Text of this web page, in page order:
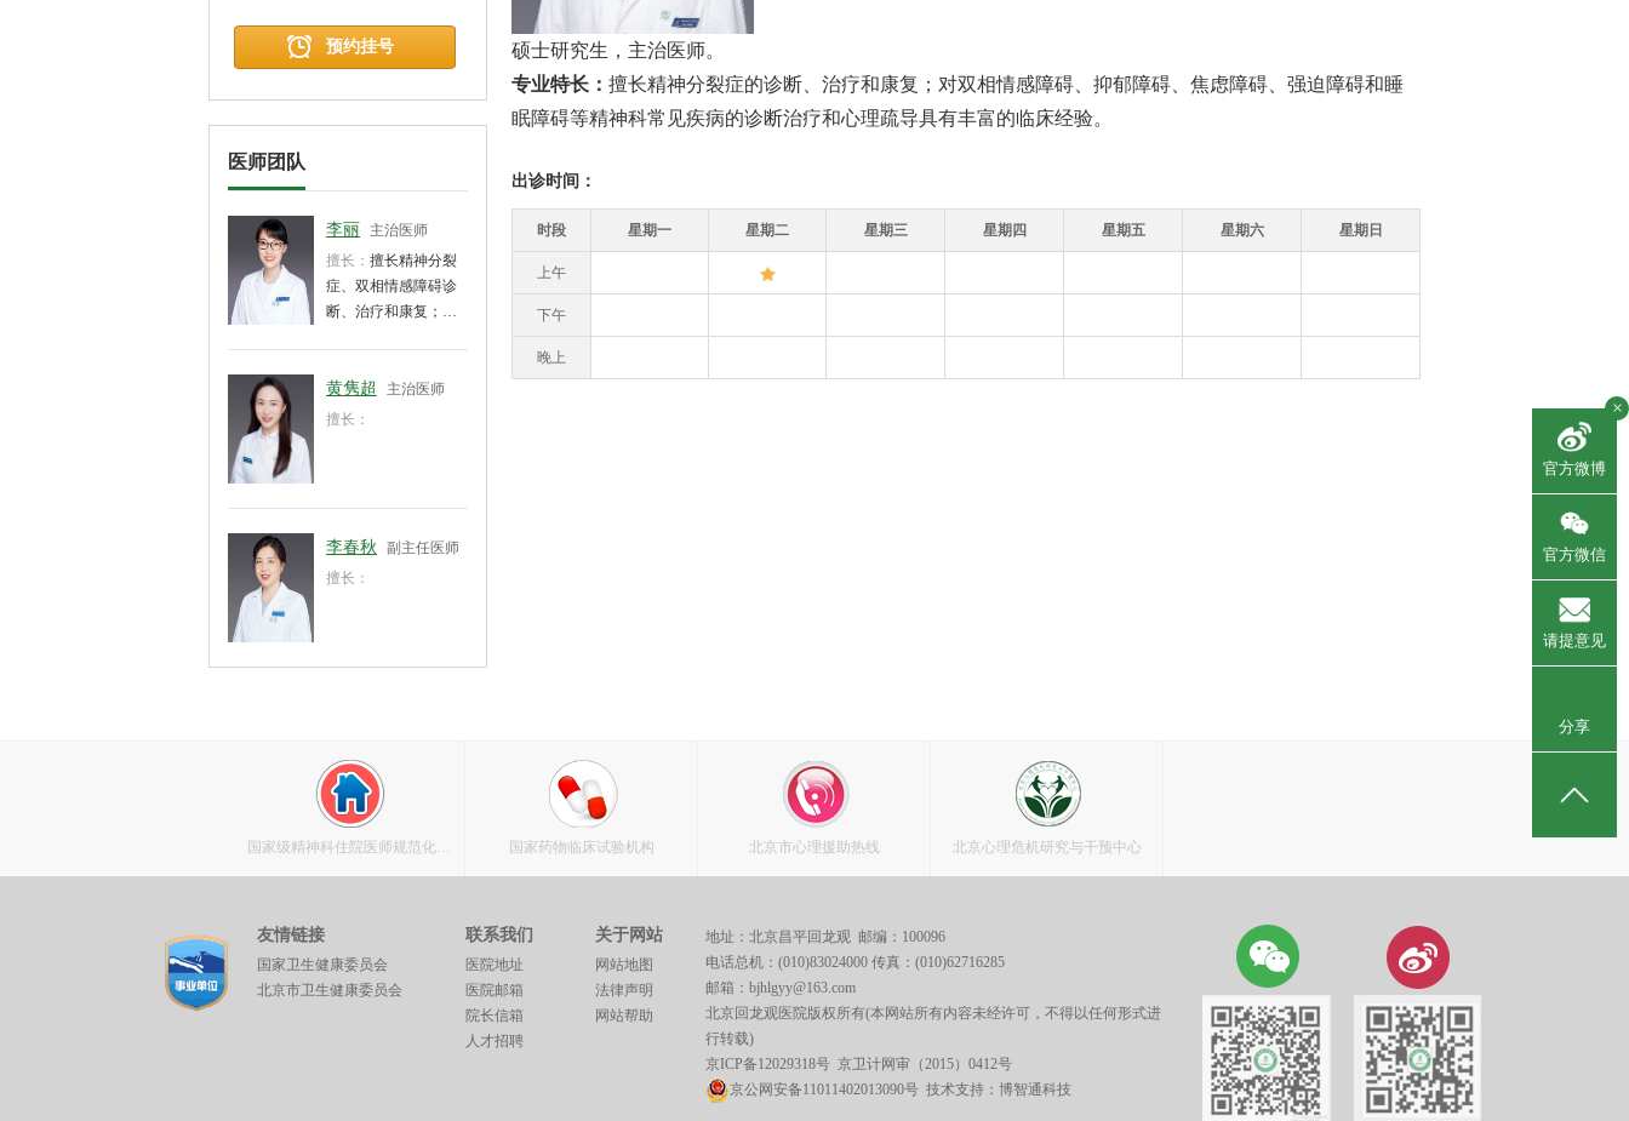
预约挂号
医师团队
李丽
主治医师
擅长： 擅长精神分裂
症、双相情感障碍诊
断、治疗和康复；对
诊断治疗和心理疏导
具有丰富的临床经
黄隽超
主治医师
擅长：
李春秋
副主任医师
擅长：
硕士研究生，主治医师。
专业特长： 擅长精神分裂症的诊断、治疗和康复；对双相情感障碍、抑郁障碍、焦虑障碍、强迫障碍和睡
眠障碍等精神科常见疾病的诊断治疗和心理疏导具有丰富的临床经验。
出诊时间：
时段 星期一 星期二 星期三 星期四 星期五 星期六 星期日
上午
下午
晚上
国家级精神科住院医师规范化培
国家药物临床试验机构 北京市心理援助热线 北京心理危机研究与干预中心
友情链接
国家卫生健康委员会
北京市卫生健康委员会
联系我们
医院地址
医院邮箱
院长信箱
人才招聘
关于网站
网站地图
法律声明
网站帮助
地址：北京昌平回龙观 邮编：100096
电话总机：(010)83024000 传真：(010)62716285
邮箱：bjhlgyy@163.com
北京回龙观医院版权所有(本网站所有内容未经许可，不得以任何形式进
行转载)
京ICP备12029318号 京卫计网审（2015）0412号
京公网安备11011402013090号 技术支持： 博智通科技
×
官方微博
官方微信
请提意见
分享